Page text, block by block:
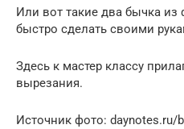
Или вот такие два бычка
быстро сделать своими
Здесь к мастер классу
вырезания.
Источник фото: daynotes.ru/